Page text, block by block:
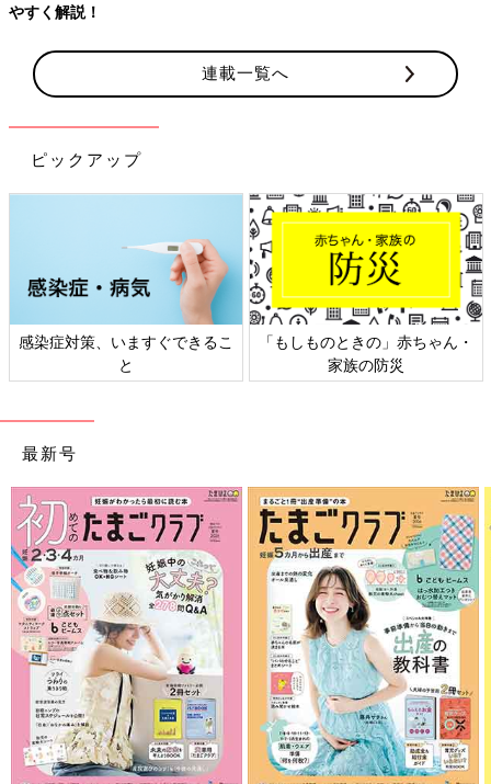
やすく解説！
連載一覧へ
ピックアップ
感染症対策、いますぐできるこ
と
「もしものときの」赤ちゃん・
家族の防災
最新号